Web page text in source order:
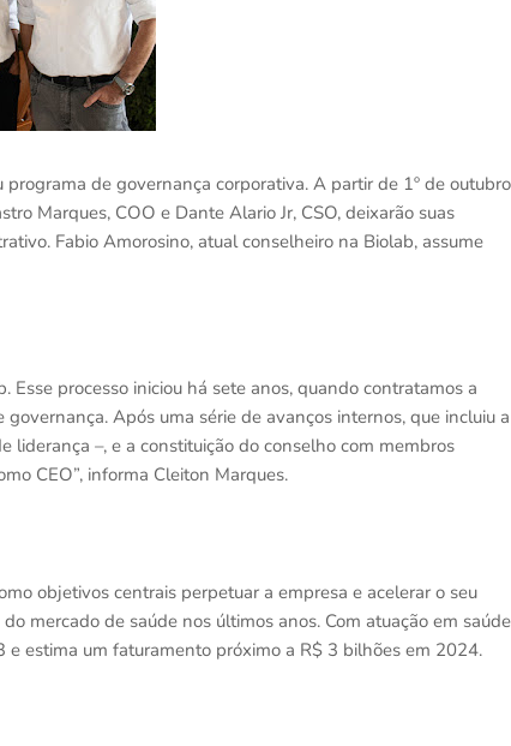
de governança corporativa. A partir de 1º de
Marques, COO e Dante Alario Jr, CSO, deixarão suas
Fabio Amorosino, atual conselheiro na Biolab, assume
processo iniciou há sete anos, quando contratamos a
Após uma série de avanços internos, que incluiu a
liderança –, e a constituição do conselho com membros
CEO”, informa Cleiton Marques.
objetivos centrais perpetuar a empresa e acelerar o seu
mercado de saúde nos últimos anos. Com atuação em saúde
estima um faturamento próximo a R$ 3 bilhões em 2024.